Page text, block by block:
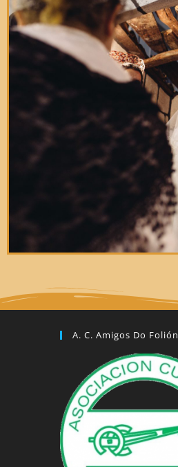
A. C. Amigos Do Folión